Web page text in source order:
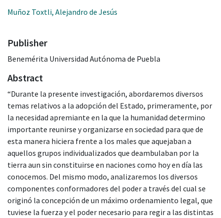
Muñoz Toxtli, Alejandro de Jesús
Publisher
Benemérita Universidad Autónoma de Puebla
Abstract
“Durante la presente investigación, abordaremos diversos
temas relativos a la adopción del Estado, primeramente, por
la necesidad apremiante en la que la humanidad determino
importante reunirse y organizarse en sociedad para que de
esta manera hiciera frente a los males que aquejaban a
aquellos grupos individualizados que deambulaban por la
tierra aun sin constituirse en naciones como hoy en día las
conocemos. Del mismo modo, analizaremos los diversos
componentes conformadores del poder a través del cual se
originó la concepción de un máximo ordenamiento legal, que
tuviese la fuerza y el poder necesario para regir a las distintas